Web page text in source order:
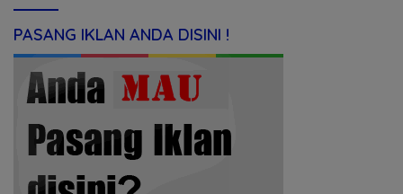
PASANG IKLAN ANDA DISINI !